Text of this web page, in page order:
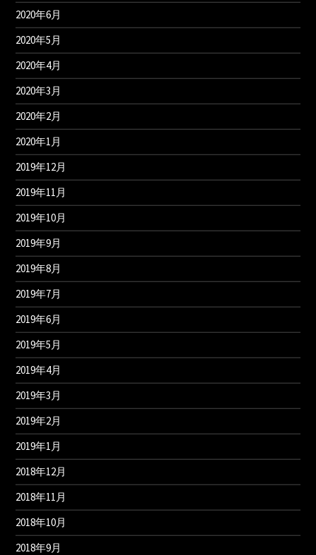
2020年6月
2020年5月
2020年4月
2020年3月
2020年2月
2020年1月
2019年12月
2019年11月
2019年10月
2019年9月
2019年8月
2019年7月
2019年6月
2019年5月
2019年4月
2019年3月
2019年2月
2019年1月
2018年12月
2018年11月
2018年10月
2018年9月